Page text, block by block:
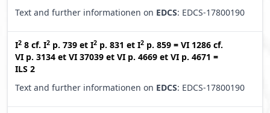
Text and further informationen on EDCS: EDCS-17800190
I2 8 cf. I2 p. 739 et I2 p. 831 et I2 p. 859 = VI 1286 cf.
VI p. 3134 et VI 37039 et VI p. 4669 et VI p. 4671 =
ILS 2
Text and further informationen on EDCS: EDCS-17800190